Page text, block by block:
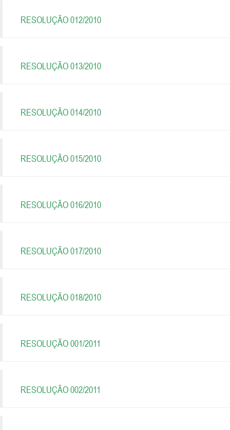
RESOLUÇÃO 012/2010
RESOLUÇÃO 013/2010
RESOLUÇÃO 014/2010
RESOLUÇÃO 015/2010
RESOLUÇÃO 016/2010
RESOLUÇÃO 017/2010
RESOLUÇÃO 018/2010
RESOLUÇÃO 001/2011
RESOLUÇÃO 002/2011